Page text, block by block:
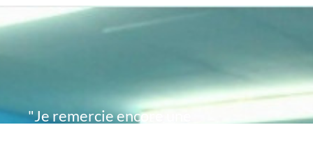
"Je remercie encore une